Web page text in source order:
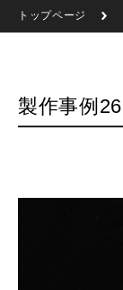
トップページ
製作事例26